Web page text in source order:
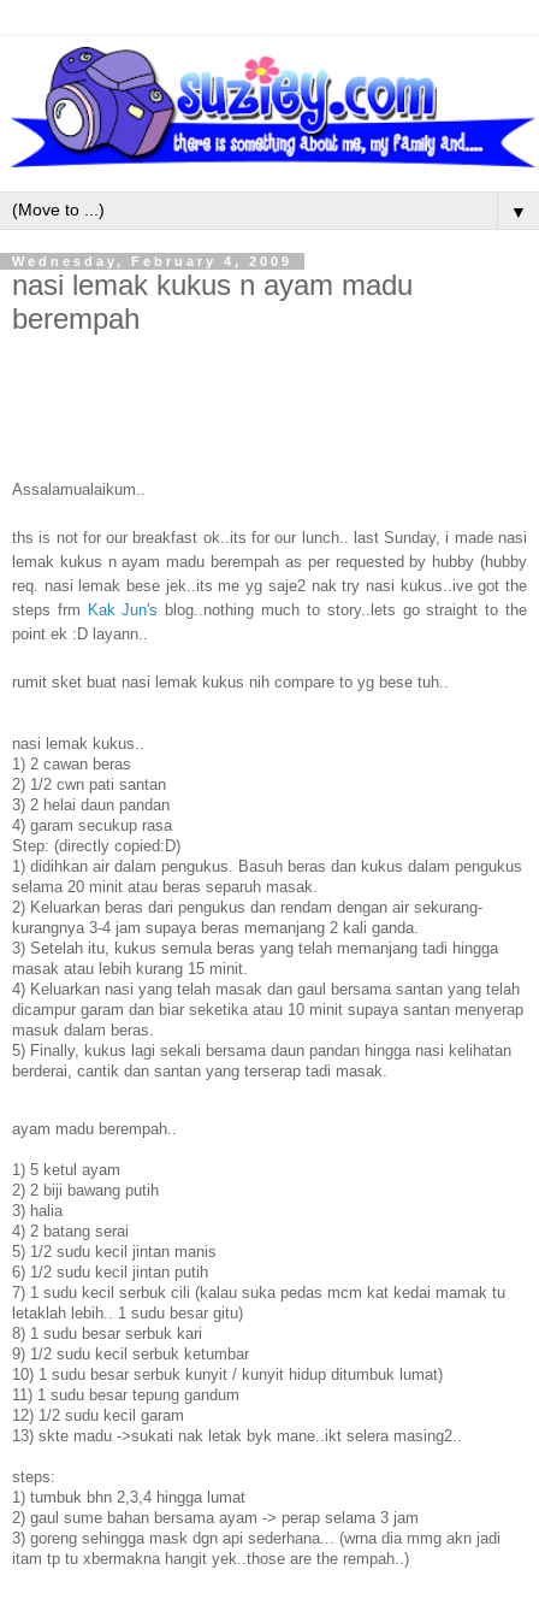
▼
Wednesday, February 4, 2009
nasi lemak kukus n ayam madu
berempah
Assalamualaikum..
ths is not for our breakfast ok..its for our lunch.. last Sunday, i made nasi
lemak kukus n ayam madu berempah as per requested by hubby (hubby
req. nasi lemak bese jek..its me yg saje2 nak try nasi kukus..ive got the
steps frm Kak Jun's blog..nothing much to story..lets go straight to the
point ek :D layann..
rumit sket buat nasi lemak kukus nih compare to yg bese tuh..
nasi lemak kukus..
1) 2 cawan beras
2) 1/2 cwn pati santan
3) 2 helai daun pandan
4) garam secukup rasa
Step: (directly copied:D)
1) didihkan air dalam pengukus. Basuh beras dan kukus dalam pengukus
selama 20 minit atau beras separuh masak.
2) Keluarkan beras dari pengukus dan rendam dengan air sekurang-
kurangnya 3-4 jam supaya beras memanjang 2 kali ganda.
3) Setelah itu, kukus semula beras yang telah memanjang tadi hingga
masak atau lebih kurang 15 minit.
4) Keluarkan nasi yang telah masak dan gaul bersama santan yang telah
dicampur garam dan biar seketika atau 10 minit supaya santan menyerap
masuk dalam beras.
5) Finally, kukus lagi sekali bersama daun pandan hingga nasi kelihatan
berderai, cantik dan santan yang terserap tadi masak.
ayam madu berempah..
1) 5 ketul ayam
2) 2 biji bawang putih
3) halia
4) 2 batang serai
5) 1/2 sudu kecil jintan manis
6) 1/2 sudu kecil jintan putih
7) 1 sudu kecil serbuk cili (kalau suka pedas mcm kat kedai mamak tu
letaklah lebih.. 1 sudu besar gitu)
8) 1 sudu besar serbuk kari
9) 1/2 sudu kecil serbuk ketumbar
10) 1 sudu besar serbuk kunyit / kunyit hidup ditumbuk lumat)
11) 1 sudu besar tepung gandum
12) 1/2 sudu kecil garam
13) skte madu ->sukati nak letak byk mane..ikt selera masing2..
steps:
1) tumbuk bhn 2,3,4 hingga lumat
2) gaul sume bahan bersama ayam -> perap selama 3 jam
3) goreng sehingga mask dgn api sederhana... (wrna dia mmg akn jadi
itam tp tu xbermakna hangit yek..those are the rempah..)